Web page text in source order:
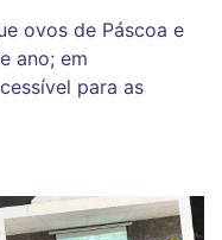
ovos de Páscoa e
ano; em
para as